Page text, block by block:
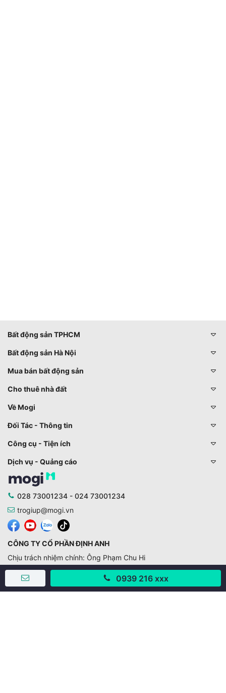
0939 216 xxx
Bất động sản TPHCM
Bất động sản Hà Nội
Mua bán bất động sản
Cho thuê nhà đất
Về Mogi
Đối Tác - Thông tin
Công cụ - Tiện ích
Dịch vụ - Quảng cáo
028 73001234 - 024 73001234
trogiup@mogi.vn
CÔNG TY CỔ PHẦN ĐỊNH ANH
Chịu trách nhiệm chính: Ông Phạm Chu Hi
Giấy phép số: 429/GP-BTTTT do Bộ TTTT cấp ngày
11/10/2019